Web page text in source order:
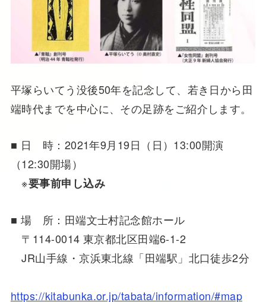
平塚らいてう没後50年を記念して、若き日から田
端時代までを中心に、その足跡をご紹介します。
■ 日 時：2021年9月19日（日）13:00開演
（12:30開場）
※要事前申し込み
■ 場 所：田端文士村記念館ホール
〒114-0014 東京都北区田端6-1-2
JR山手線・京浜東北線「田端駅」北口徒歩2分
https://kitabunka.or.jp/tabata/information/#map